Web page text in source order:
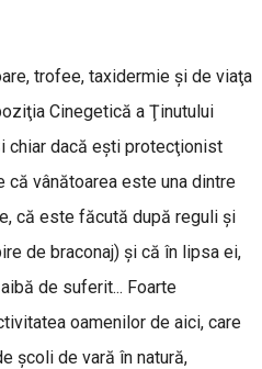
trofee, taxidermie şi de viaţa
Cinegetică a Ţinutului
chiar dacă eşti protecţionist
vânătoarea este una dintre
că este făcută după reguli şi
de braconaj) şi că în lipsa ei,
de suferit... Foarte
oamenilor de aici, care
şcoli de vară în natură,